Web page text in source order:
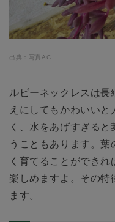
出典：写真AC
ルビーネックレスは長
えにしてもかわいい
く、水をあげすぎると
うこともあります。葉
く育てることができ
楽しめますよ。その特
ます。